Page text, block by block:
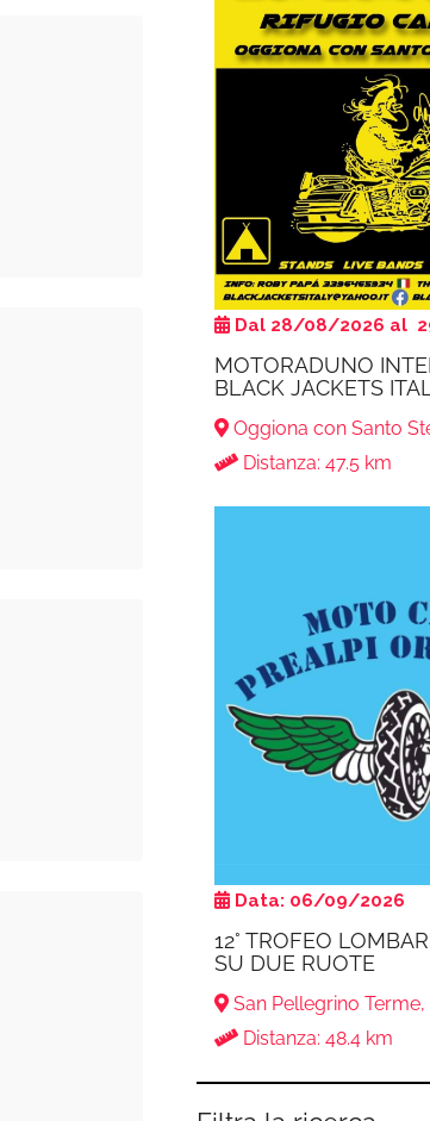
Dal 28/08/2026 al
MOTORADUNO
BLACK JACKETS
Oggiona con Santo
Distanza: 47.5 km
Data: 06/09/2026
12° TROFEO
SU DUE RUOTE
San Pellegrino Terme,
Distanza: 48.4 km